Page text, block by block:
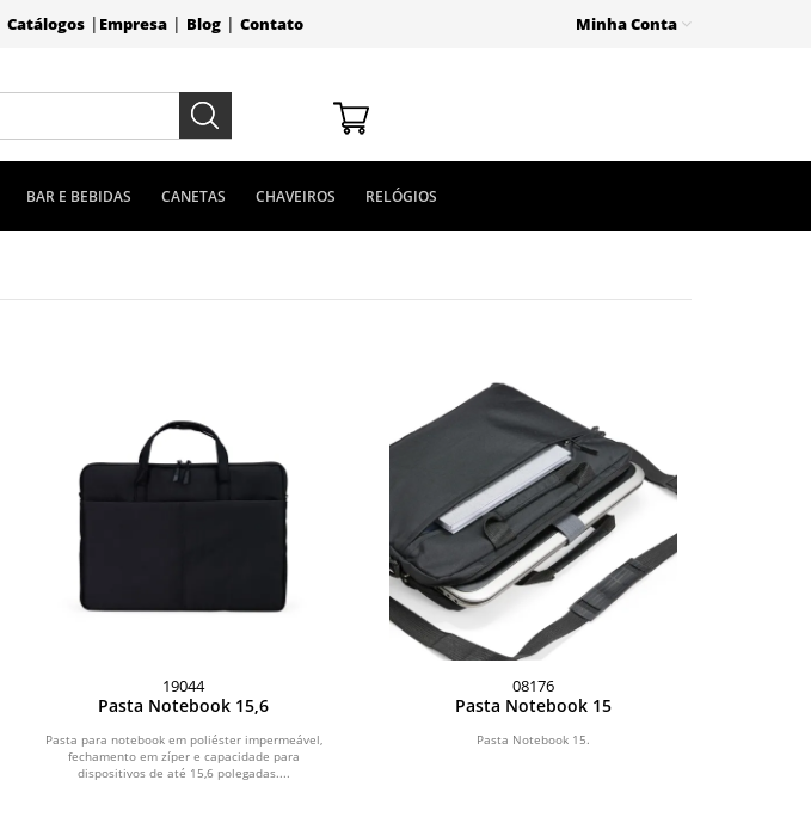
Catálogos| Empresa| Blog| Contato Minha Conta
BAR E BEBIDAS CANETAS CHAVEIROS RELÓGIOS
19044
Pasta Notebook 15,6
Pasta para notebook em poliéster impermeável,
fechamento em zíper e capacidade para
dispositivos de até 15,6 polegadas....
08176
Pasta Notebook 15
Pasta Notebook 15.